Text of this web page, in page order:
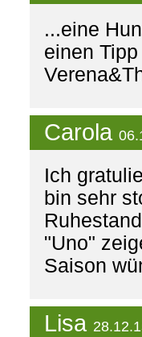
...eine
einen
Carola
Ich
bin sehr
"Uno"
Saison
Lisa